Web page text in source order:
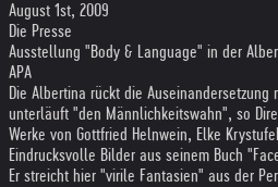
August 1st, 2009
Die Presse
Ausstellung "Body & Language" in der
APA
Die Albertina rückt die Auseinandersetzung
unterläuft "den Männlichkeitswahn", so
Werke von Gottfried Helnwein, Elke
Eindrucksvolle Bilder aus seinem Buch
Er streicht hier "virile Fantasien" aus der